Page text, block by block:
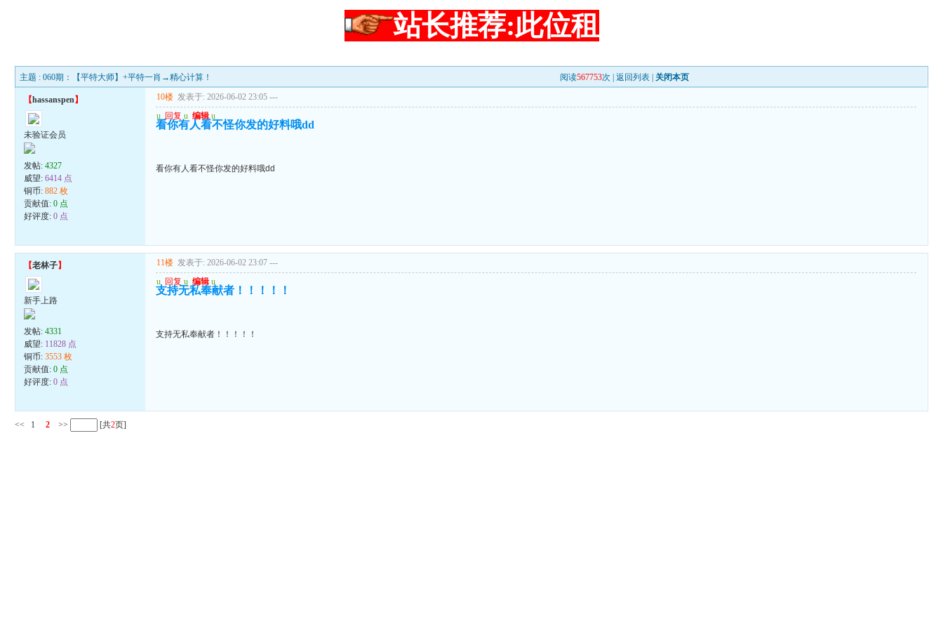
站长推荐:此位租
主题 : 060期：【平特大师】+平特一肖→精心计算！ 阅读567753次 |返回列表 关闭本页
【hassanspen】
未验证会员
发帖:4327
威望:6414 点
铜币:882 枚
贡献值:0 点
好评度:0 点
10楼 发表于: 2026-06-02 23:05 ---
u 回复 u 编辑 u
看你有人看不怪你发的好料哦dd
看你有人看不怪你发的好料哦dd
【老林子】
新手上路
发帖:4331
威望: 11828 点
铜币:3553 枚
贡献值:0 点
好评度:0 点
11楼 发表于: 2026-06-02 23:07 ---
u 回复 u 编辑 u
支持无私奉献者！！！！！
支持无私奉献者！！！！！
<< 1 2 >> [共2页]